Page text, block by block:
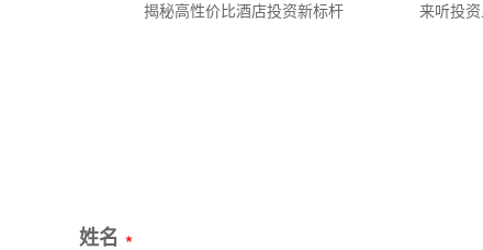
揭秘高性价比酒店投资新标杆
来听投
姓名